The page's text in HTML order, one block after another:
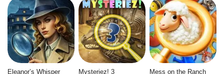
Eleanor’s Whisper Mysteriez! 3 Mess on the Ranch